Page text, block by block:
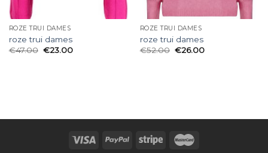
ROZE TRUI DAMES
roze trui dames
€47.00 €23.00
ROZE TRUI DAMES
roze trui dames
€52.00 €26.00